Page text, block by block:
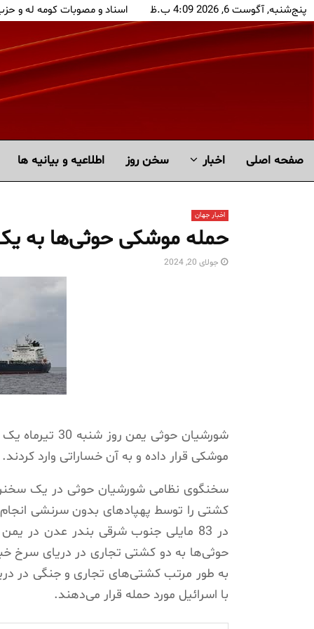
پنج‌شنبه, آگوست 6, 2026 4:09 ب.ظ اسناد و مصوبات کومه له و
صفحه اصلی اخبار سخن روز اطلاعیه و بیانیه ها
اخبار جهان
حمله موشکی حوثی‌ها به
جولای 20, 2024
شورشیان
موشکی قرار داده و به آن خساراتی وارد کردند.
سخنگوی نظامی شورشیان حوثی در یک
کشتی را توسط پهپادهای بدون سرنشی
در 83 مایلی جنوب شرقی بندر عدن در
حوثی‌ها به دو کشتی تجاری در دریای سرخ
به طور مرتب کشتی‌های تجاری و جنگی در
با اسرائیل مورد حمله قرار می‌دهند.